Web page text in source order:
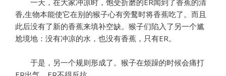
一天，在大家冲凉时，饱受折磨的ER闻到了香蕉的清
香,生物本能使它在别的猴子心有旁鹜时将香蕉吃了。而且
此后没有了新的香蕉来填补空缺。猴子们陷入了另一个尴
尬境地：没有冲凉的水，也没有香蕉，只有ER。
于是，另一个规则形成了。猴子在烦躁的时候会痛打